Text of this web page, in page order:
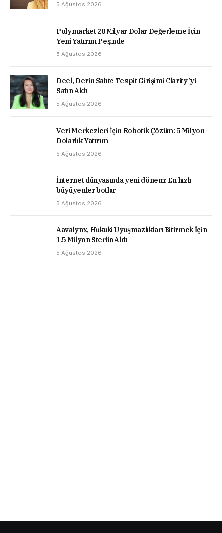
5 Ağustos 2026
Polymarket 20 Milyar Dolar Değerleme İçin
Yeni Yatırım Peşinde
5 Ağustos 2026
Deel, Derin Sahte Tespit Girişimi Clarity’yi
Satın Aldı
5 Ağustos 2026
Veri Merkezleri İçin Robotik Çözüm: 5 Milyon
Dolarlık Yatırım
5 Ağustos 2026
İnternet dünyasında yeni dönem: En hızlı
büyüyenler botlar
5 Ağustos 2026
Aavalynx, Hukuki Uyuşmazlıkları Bitirmek İçin
1.5 Milyon Sterlin Aldı
5 Ağustos 2026